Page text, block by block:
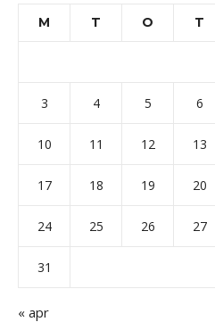
M T O T
3 4 5 6
10 11 12 13
17 18 19 20
24 25 26 27
31
« apr